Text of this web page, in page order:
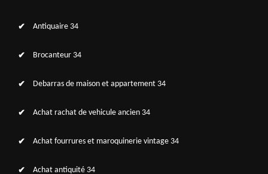
Antiquaire 34
Brocanteur 34
Debarras de maison et appartement 34
Achat rachat de vehicule ancien 34
Achat fourrures et maroquinerie vintage 34
Achat antiquité 34